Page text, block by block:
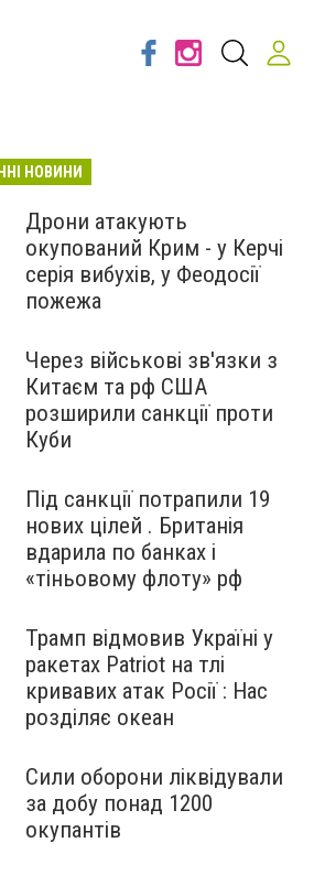
НОВИНИ
Дрони атакують
окупований Крим - у Керчі
серія вибухів, у Феодосії
пожежа
Через військові зв'язки з
Китаєм та рф США
розширили санкції проти
Куби
Під санкції потрапили 19
нових цілей . Британія
вдарила по банках і
«тіньовому флоту» рф
Трамп відмовив Україні у
ракетах Patriot на тлі
кривавих атак Росії : Нас
розділяє океан
Сили оборони ліквідували
за добу понад 1200
окупантів